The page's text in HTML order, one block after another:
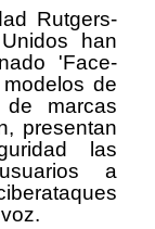
Rutgers-
han
'Face-
de
marcas
presentan
las
a